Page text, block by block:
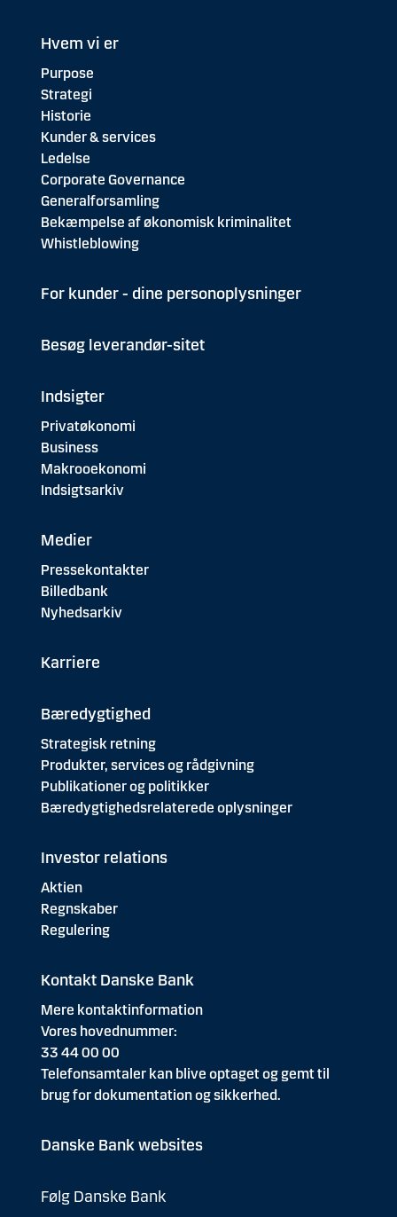
Hvem vi er
Purpose
Strategi
Historie
Kunder & services
Ledelse
Corporate Governance
Generalforsamling
Bekæmpelse af økonomisk kriminalitet
Whistleblowing
For kunder - dine personoplysninger
Besøg leverandør-sitet
Indsigter
Privatøkonomi
Business
Makrooekonomi
Indsigtsarkiv
Medier
Pressekontakter
Billedbank
Nyhedsarkiv
Karriere
Bæredygtighed
Strategisk retning
Produkter, services og rådgivning
Publikationer og politikker
Bæredygtighedsrelaterede oplysninger
Investor relations
Aktien
Regnskaber
Regulering
Kontakt Danske Bank
Mere kontaktinformation
Vores hovednummer:
33 44 00 00
Telefonsamtaler kan blive optaget og gemt til
brug for dokumentation og sikkerhed.
Danske Bank websites
Følg Danske Bank